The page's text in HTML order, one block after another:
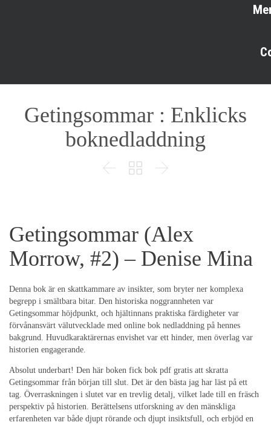
Getingsommar : Enklicks
boknedladdning
  
Getingsommar (Alex
Morrow, #2) – Denise Mina
Denna bok är en skattkammare av insikter, som bryter ner komplexa
begrepp i smältbara bitar. Den historiska noggrannheten var
Getingsommar höjdpunkt, och hjältinnans praktiska färdigheter var
förvånansvärt välutvecklade med online bok nedladdning på hennes
bakgrund. Huvudkaraktärernas envishet var ett hinder, men överlag var
historien engagerande.
Absolut underbart! Den här boken fick bok pdf gratis att skratta
Getingsommar från början till slut. Det är den bästa jag har läst på ett
tag. Överraskningen i slutet var en trevlig detalj, vilket lade till en fräsch
perspektiv på historien. Berättelsens utforskning av den mänskliga
erfarenheten var både djupt rörande och djupt insiktsfull, och erbjöd en